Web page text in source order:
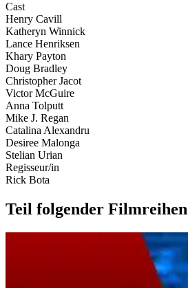
Cast
Henry Cavill
Katheryn Winnick
Lance Henriksen
Khary Payton
Doug Bradley
Christopher Jacot
Victor McGuire
Anna Tolputt
Mike J. Regan
Catalina Alexandru
Desiree Malonga
Stelian Urian
Regisseur/in
Rick Bota
Teil folgender Filmreihen